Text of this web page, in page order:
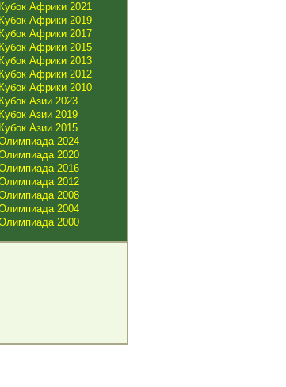
Кубок Африки 2021
Кубок Африки 2019
Кубок Африки 2017
Кубок Африки 2015
Кубок Африки 2013
Кубок Африки 2012
Кубок Африки 2010
Кубок Азии 2023
Кубок Азии 2019
Кубок Азии 2015
2024
2020
2016
2012
2008
2004
2000